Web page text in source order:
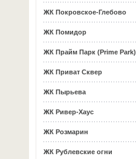
ЖК Покровское-Глебово
ЖК Помидор
ЖК Прайм Парк (Prime Park)
ЖК Приват Сквер
ЖК Пырьева
ЖК Ривер-Хаус
ЖК Розмарин
ЖК Рублевские огни